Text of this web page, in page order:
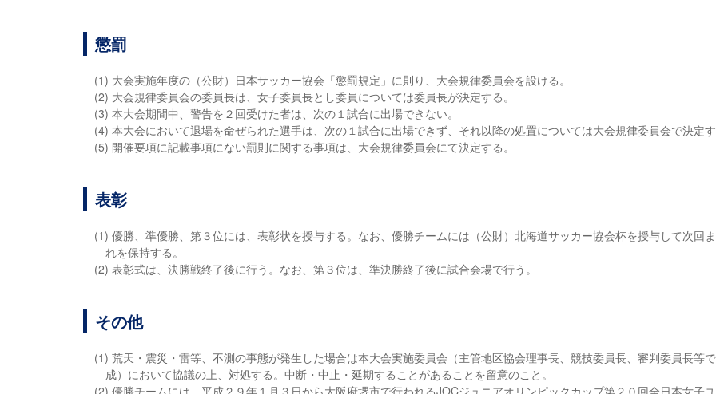
懲罰
(1) 大会実施年度の（公財）日本サッカー協会「懲罰規定」に則り、大会規律委員会を設ける。
(2) 大会規律委員会の委員長は、女子委員長とし委員については委員長が決定する。
(3) 本大会期間中、警告を２回受けた者は、次の１試合に出場できない。
(4) 本大会において退場を命ぜられた選手は、次の１試合に出場できず、それ以降の処置については大会規律委員会で決定す
(5) 開催要項に記載事項にない罰則に関する事項は、大会規律委員会にて決定する。
表彰
(1) 優勝、準優勝、第３位には、表彰状を授与する。なお、優勝チームには（公財）北海道サッカー協会杯を授与して次回
れを保持する。
(2) 表彰式は、決勝戦終了後に行う。なお、第３位は、準決勝終了後に試合会場で行う。
その他
(1) 荒天・震災・雷等、不測の事態が発生した場合は本大会実施委員会（主管地区協会理事長、競技委員長、審判委員長等
成）において協議の上、対処する。中断・中止・延期することがあることを留意のこと。
(2) 優勝チームには、平成２９年１月３日から大阪府堺市で行われるJOCジュニアオリンピックカップ第２０回全日本女子